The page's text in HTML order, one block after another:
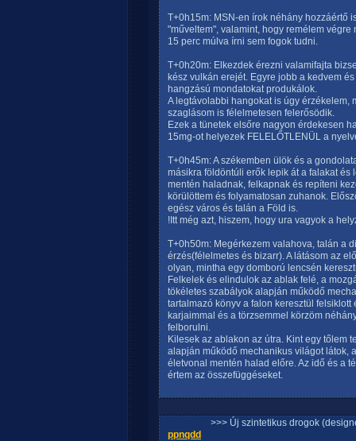
T+0h15m: MSN-en írok néhány hozzáértő
"műveltem", valamint, hogy remélem
15 perc múlva írni sem fogok tudni.
T+0h20m: Elkezdek érezni valamifajta
kész vulkán erejét. Egyre jobb a kedvem
hangzású mondatokat produkálok.
A legtávolabbi hangokat is úgy érzékelem,
szaglásom is félelmetesen felerősödik.
Ezek a tünetek elsőre nagyon érdekesen
15mg-ot helyezek FELELŐTLENÜL a
T+0h45m: A székemben ülök és a
másikra földöntúli erők lepik át a falakat
mentén haladnak, felkapnak és repíteni
körülöttem és folyamatosan zuhanok.
egész város és talán a Föld is.
!Itt még azt, hiszem, hogy ura vagyok a
T+0h50m: Megérkezem valahova, talán a
érzés(félelmetes és bizarr). A látásom az
olyan, mintha egy domború lencsén
Felkelek és elindulok az ablak felé, a
tökéletes szabályok alapján működő
tartalmazó könyv a falon keresztül
karjaimmal és a törzsemmel körzöm
felborulni.
Kilesek az ablakon az útra. Kint egy tőlem
alapján működő mechanikus világot látok,
életvonal mentén halad előre. Az idő és a
értem az összefüggéseket.
>>> Új szintetikus drogok
ppnqdd